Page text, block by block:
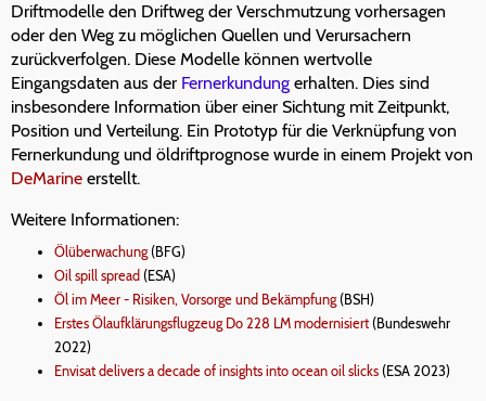
Driftmodelle den Driftweg der Verschmutzung vorhersagen
oder den Weg zu möglichen Quellen und Verursachern
zurückverfolgen. Diese Modelle können wertvolle
Eingangsdaten aus der Fernerkundung erhalten. Dies sind
insbesondere Information über einer Sichtung mit Zeitpunkt,
Position und Verteilung. Ein Prototyp für die Verknüpfung von
Fernerkundung und öldriftprognose wurde in einem Projekt von
DeMarine erstellt.
Weitere Informationen:
Ölüberwachung(BFG)
Oil spill spread (ESA)
Öl im Meer - Risiken, Vorsorge und Bekämpfung(BSH)
Erstes Ölaufklärungsflugzeug Do 228 LM modernisiert(Bundeswehr
2022)
Envisat delivers a decade of insights into ocean oil slicks (ESA 2023)